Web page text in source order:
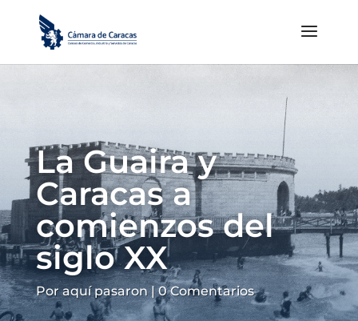
La Guaira y
Caracas a
comienzos del
siglo XX
Por aquí pasaron|0 Comentarios